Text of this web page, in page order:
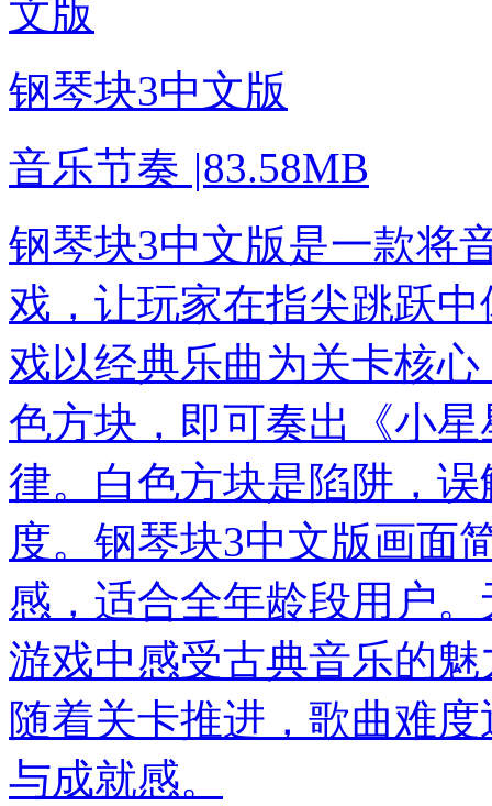
钢琴块3中文版
音乐节奏 |83.58MB
钢琴块3中文版是一款将
戏，让玩家在指尖跳跃
戏以经典乐曲为关卡核
色方块，即可奏出《小
律。白色方块是陷阱，
度。钢琴块3中文版画面
感，适合全年龄段用户
游戏中感受古典音乐的
随着关卡推进，歌曲难
与成就感。